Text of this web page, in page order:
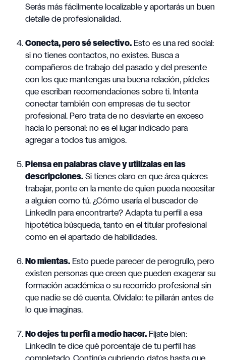
Serás más fácilmente localizable y aportarás un buen
detalle de profesionalidad.
Conecta, pero sé selectivo. Esto es una red social:
si no tienes contactos, no existes. Busca a
compañeros de trabajo del pasado y del presente
con los que mantengas una buena relación, pídeles
que escriban recomendaciones sobre ti. Intenta
conectar también con empresas de tu sector
profesional. Pero trata de no desviarte en exceso
hacia lo personal: no es el lugar indicado para
agregar a todos tus amigos.
Piensa en palabras clave y utilízalas en las
descripciones. Si tienes claro en que área quieres
trabajar, ponte en la mente de quien pueda necesitar
a alguien como tú. ¿Cómo usaría el buscador de
LinkedIn para encontrarte? Adapta tu perfil a esa
hipotética búsqueda, tanto en el titular profesional
como en el apartado de habilidades.
No mientas. Esto puede parecer de perogrullo, pero
existen personas que creen que pueden exagerar su
formación académica o su recorrido profesional sin
que nadie se dé cuenta. Olvídalo: te pillarán antes de
lo que imaginas.
No dejes tu perfil a medio hacer. Fíjate bien:
LinkedIn te dice qué porcentaje de tu perfil has